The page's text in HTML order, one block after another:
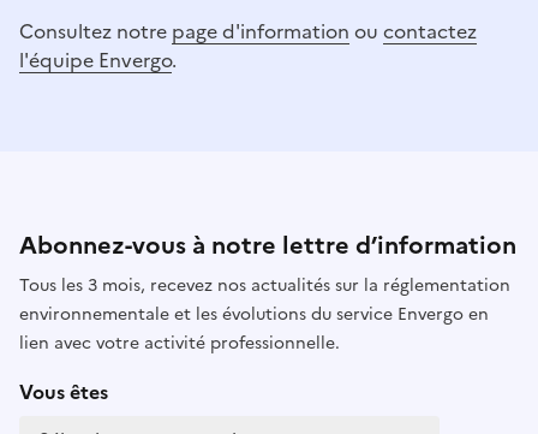
Consultez notre page d'information ou contactez
l'équipe Envergo.
Abonnez-vous à notre lettre d’information
Tous les 3 mois, recevez nos actualités sur la réglementation
environnementale et les évolutions du service Envergo en
lien avec votre activité professionnelle.
Vous êtes